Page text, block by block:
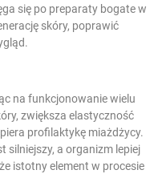
się po preparaty bogate w
skóry, poprawić
na funkcjonowanie wielu
zwiększa elastyczność
profilaktykę miażdżycy.
silniejszy, a organizm lepiej
istotny element w procesie